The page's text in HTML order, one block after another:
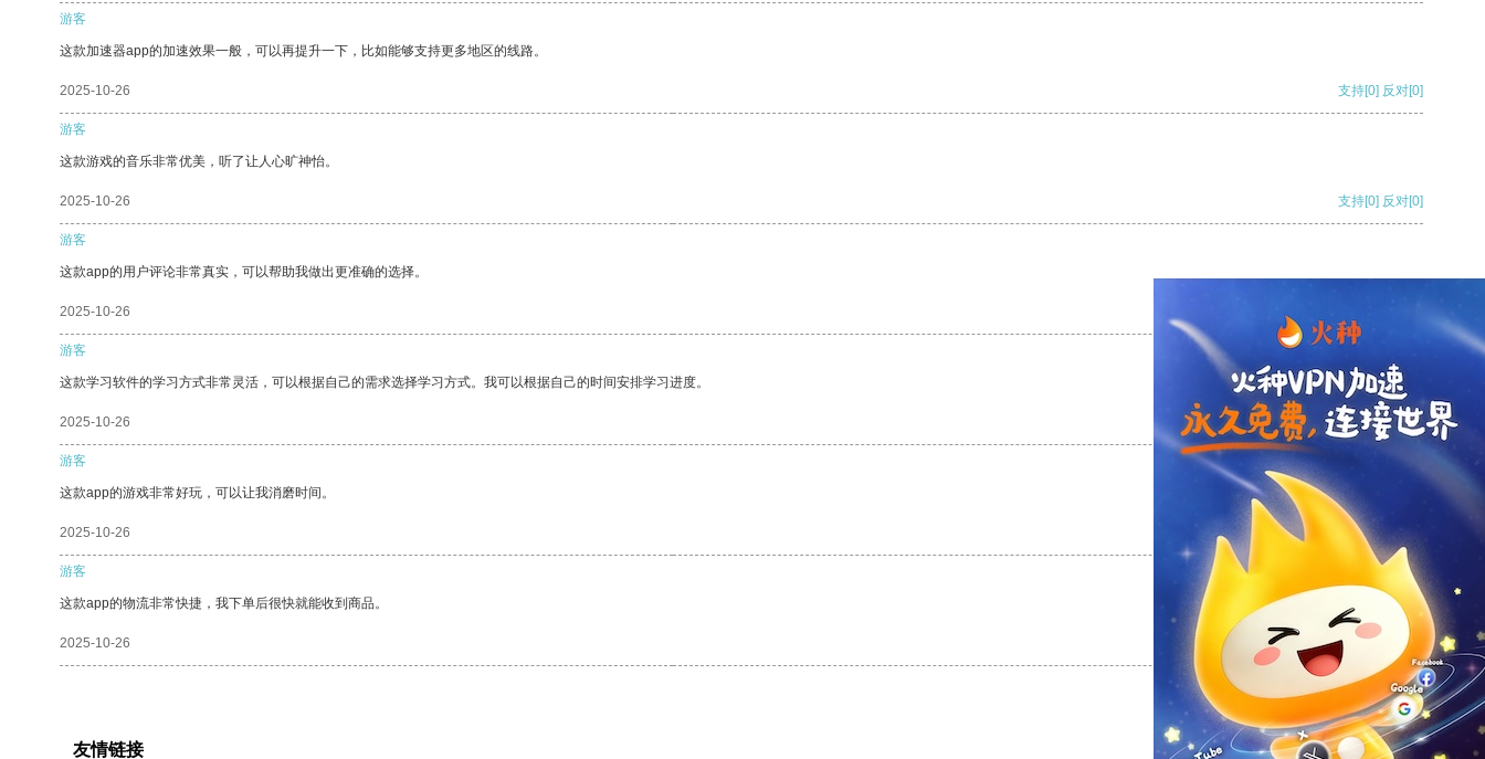
游客
这款加速器app的加速效果一般，可以再提升一下，比如能够支持更多地区的线路。
2025-10-26 支持[0] 反对[0]
游客
这款游戏的音乐非常优美，听了让人心旷神怡。
2025-10-26 支持[0] 反对[0]
游客
这款app的用户评论非常真实，可以帮助我做出更准确的选择。
2025-10-26
游客
这款学习软件的学习方式非常灵活，可以根据自己的需求选择学习方式。我可以根据自己的时间安排学习进度。
2025-10-26 支持 [0] 反对[0]
游客
这款app的游戏非常好玩，可以让我消磨时间。
2025-10-26 支持[0] 反对
游客
这款app的物流非常快捷，我下单后很快就能收到商品。
2025-10-26 支持[0] 反对[0]
友情链接